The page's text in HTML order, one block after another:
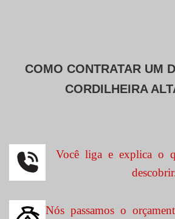
COMO CONTRATAR UM
CORDILHEIRA
Você liga e explica o
descobrir.
Nós passamos o